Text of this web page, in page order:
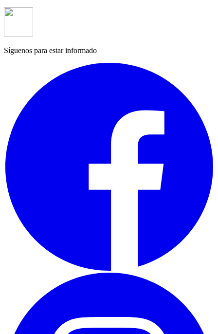
Síguenos para estar informado